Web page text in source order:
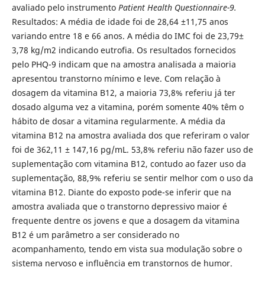
avaliado pelo instrumento Patient Health Questionnaire-9.
Resultados: A média de idade foi de 28,64 ±11,75 anos
variando entre 18 e 66 anos. A média do IMC foi de 23,79±
3,78 kg/m2 indicando eutrofia. Os resultados fornecidos
pelo PHQ-9 indicam que na amostra analisada a maioria
apresentou transtorno mínimo e leve. Com relação à
dosagem da vitamina B12, a maioria 73,8% referiu já ter
dosado alguma vez a vitamina, porém somente 40% têm o
hábito de dosar a vitamina regularmente. A média da
vitamina B12 na amostra avaliada dos que referiram o valor
foi de 362,11 ± 147,16 pg/mL. 53,8% referiu não fazer uso de
suplementação com vitamina B12, contudo ao fazer uso da
suplementação, 88,9% referiu se sentir melhor com o uso da
vitamina B12. Diante do exposto pode-se inferir que na
amostra avaliada que o transtorno depressivo maior é
frequente dentre os jovens e que a dosagem da vitamina
B12 é um parâmetro a ser considerado no
acompanhamento, tendo em vista sua modulação sobre o
sistema nervoso e influência em transtornos de humor.